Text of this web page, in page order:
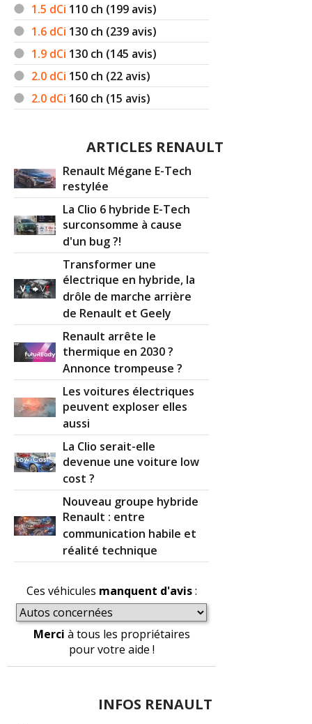
1.5 dCi 110 ch (199 avis)
1.6 dCi 130 ch (239 avis)
1.9 dCi 130 ch (145 avis)
2.0 dCi 150 ch (22 avis)
2.0 dCi 160 ch (15 avis)
ARTICLES RENAULT
Renault Mégane E-Tech
restylée
La Clio 6 hybride E-Tech
surconsomme à cause
d'un bug ?!
Transformer une
électrique en hybride, la
drôle de marche arrière
de Renault et Geely
Renault arrête le
thermique en 2030 ?
Annonce trompeuse ?
Les voitures électriques
peuvent exploser elles
aussi
La Clio serait-elle
devenue une voiture low
cost ?
Nouveau groupe hybride
Renault : entre
communication habile et
réalité technique
Ces véhicules manquent d'avis:
Merci à tous les propriétaires
pour votre aide !
INFOS RENAULT